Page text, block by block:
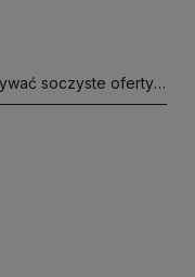
soczyste oferty i